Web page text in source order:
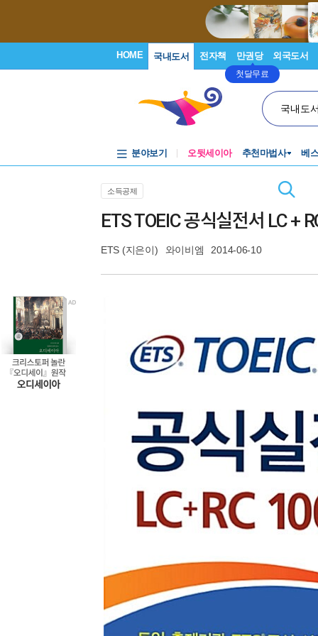
HOME 국내도서 전자책 만권당
첫달무료
외국도서
국내도
분야보기 오뒷세이아 추천마법사 베
소득공제
ETS TOEIC 공식실전서 LC +
ETS (지은이) 와이비엠 2014-06-10